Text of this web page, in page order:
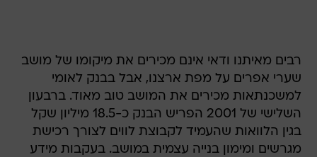
רבים מאיתנו ודאי אינם מכירים את מיקומו של מושב
שערי אפרים על מפת ארצנו, אבל בבנק לאומי
למשכנתאות מכירים את המושב טוב מאוד. ברבעון
השלישי של 2001 הפריש הבנק כ-18.5 מיליון שקל
בגין הלוואות שהעמיד לקבוצת לווים לצורך רכישת
מגרשים ומימון בנייה עצמית במושב. בעקבות מידע